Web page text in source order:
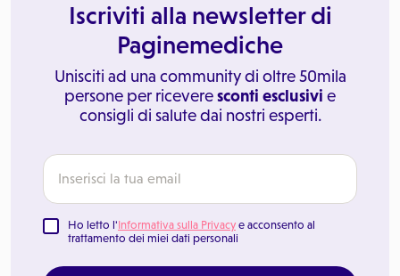
Iscriviti alla newsletter di
Paginemediche
Unisciti ad una community di oltre 50mila
persone per riceveresconti esclusivi e
consigli di salute dai nostri esperti.
Ho letto l'Informativa sulla Privacy e acconsento al
trattamento dei miei dati personali